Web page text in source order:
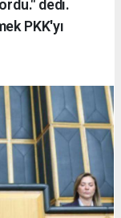
dedi.
PKK'yı